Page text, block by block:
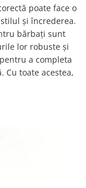
poate face o
și încrederea.
bărbați sunt
lor robuste și
a completa
Cu toate acestea,